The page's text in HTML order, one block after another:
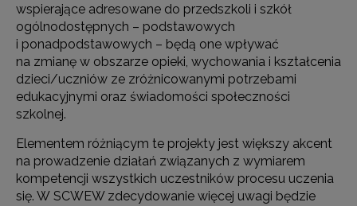
wspierające adresowane do przedszkoli i szkół
ogólnodostępnych – podstawowych
i ponadpodstawowych – będą one wpływać
na zmianę w obszarze opieki, wychowania i kształcenia
dzieci/uczniów ze zróżnicowanymi potrzebami
edukacyjnymi oraz świadomości społeczności
szkolnej.
Elementem różniącym te projekty jest większy akcent
na prowadzenie działań związanych z wymiarem
kompetencji wszystkich uczestników procesu uczenia
się. W SCWEW zdecydowanie więcej uwagi będzie